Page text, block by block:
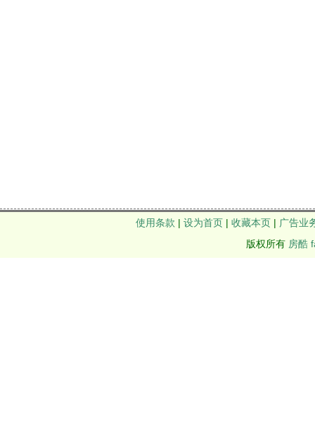
使用条款 | 设为首页 | 收藏本页 | 广告业
版权所有 房酷